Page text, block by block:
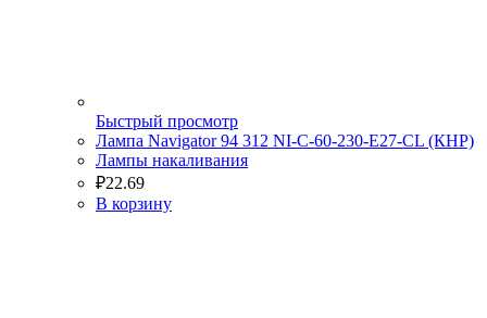
Быстрый просмотр
Лампа Navigator 94 312 NI-C-60-230-E27-CL (КНР)
Лампы накаливания
₽22.69
В корзину